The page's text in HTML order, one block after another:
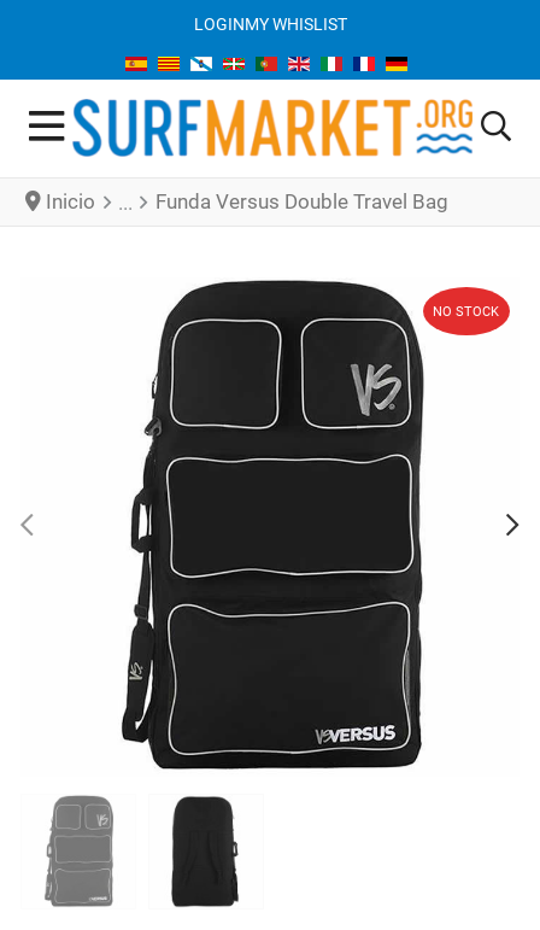
LOGINMY WHISLIST
Inicio Funda Versus Double Travel Bag
NO STOCK